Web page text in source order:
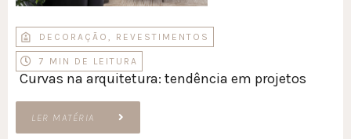
DECORAÇÃO , REVESTIMENTOS
7 MIN DE LEITURA
Curvas na arquitetura: tendência em projetos
LER MATÉRIA